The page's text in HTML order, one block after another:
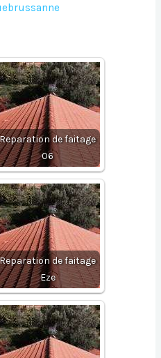
Reparation de faitage
06
Reparation de faitage
Eze